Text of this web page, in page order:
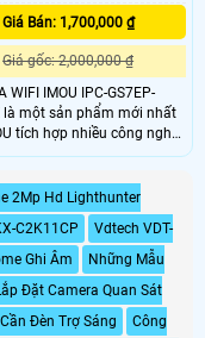
Giá Bán: 1,700,000 ₫
Giá gốc: 2,000,000 ₫
WIFI IMOU IPC-GS7EP-
là một sản phẩm mới nhất
tích hợp nhiều công nghệ
như theo dõi đối tượng,
còn hỗ trợ 4 chế độ tự động
cân bằng ánh sáng nhìn
cho độ rõ nét như ban
cả trong bóng tối,camera
năng chống chịu mọi
gió khi lắp đặt ngoài
2Mp Hd Lighthunter
C2K11CP
Vdtech VDT-
Ghi Âm
Những Mẫu
Đặt Camera Quan Sát
Đèn Trợ Sáng
Công